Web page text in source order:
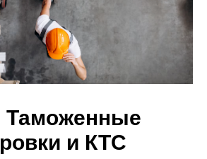
Таможенные
и КТС